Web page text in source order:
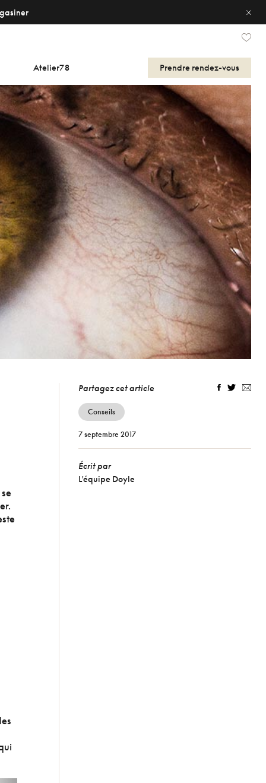
Atelier78 Prendre rendez-vous
Partagez cet article
Conseils
7septembre 2017
Écrit par
L'équipe Doyle